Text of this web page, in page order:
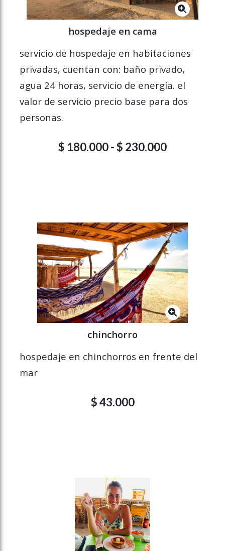
hospedaje en cama
servicio de hospedaje en habitaciones
privadas, cuentan con: baño privado,
agua 24 horas, servicio de energía. el
valor de servicio precio base para dos
personas.
$ 180.000 - $ 230.000
chinchorro
hospedaje en chinchorros en frente del
mar
$ 43.000